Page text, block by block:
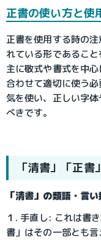
正書の使い方と使
正書を使用する時の
れている形であるこ
主に敬式や書式を中
合わせて適切に使う
気を使い、正しい字
べきです。
「清書」「正
「清書」の類語・言
１. 手直し: これは書
書」はその一部とも